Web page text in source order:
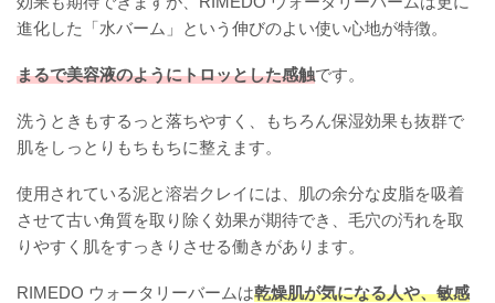
進化した「水バーム」という伸びのよい使い心地が特徴。
まるで美容液のようにトロッとした感触です。
洗うときもするっと落ちやすく、もちろん保湿効果も抜群で
肌をしっとりもちもちに整えます。
使用されている泥と溶岩クレイには、肌の余分な皮脂を吸着
させて古い角質を取り除く効果が期待でき、毛穴の汚れを取
りやすく肌をすっきりさせる働きがあります。
RIMEDO ウォータリーバームは乾燥肌が気になる人や、敏感